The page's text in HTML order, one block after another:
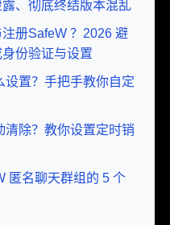
、彻底终结版本混乱
册SafeW ？2026 避
份验证与设置
设置？手把手教你自定
清除？教你设置定时销
匿名聊天群组的 5 个